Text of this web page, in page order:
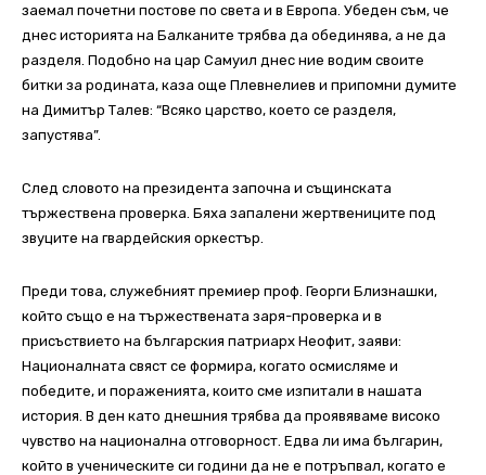
заемал почетни постове по света и в Европа. Убеден съм, че
днес историята на Балканите трябва да обединява, а не да
разделя. Подобно на цар Самуил днес ние водим своите
битки за родината, каза още Плевнелиев и припомни думите
на Димитър Талев: “Всяко царство, което се разделя,
запустява”.
След словото на президента започна и същинската
тържествена проверка. Бяха запалени жертвениците под
звуците на гвардейския оркестър.
Преди това, служебният премиер проф. Георги Близнашки,
който също е на тържествената заря-проверка и в
присъствието на българския патриарх Неофит, заяви:
Националната свяст се формира, когато осмисляме и
победите, и пораженията, които сме изпитали в нашата
история. В ден като днешния трябва да проявяваме високо
чувство на национална отговорност. Едва ли има българин,
който в ученическите си години да не е потръпвал, когато е